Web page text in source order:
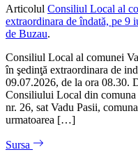
Articolul Consiliul Local al
extraordinara de îndată, pe 9
de Buzau.
Consiliul Local al comunei
în şedinţă extraordinara de
09.07.2026, de la ora 08.30.
Consiliului Local din comuna
nr. 26, sat Vadu Pasii,
urmatoarea […]
Sursa